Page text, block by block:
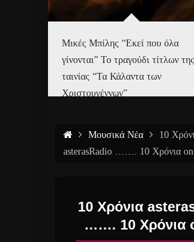
Μικές Μπίλης “Εκεί που όλα
γίνονται” Το τραγούδι τίτλων της
ταινίας “Τα Κάλαντα των
Χριστουγέννων”
Μουσικά Νέα
10
asterasRadio ……. 10 Χρόνια
10 Χρόνια
……. 10 Χρόνια